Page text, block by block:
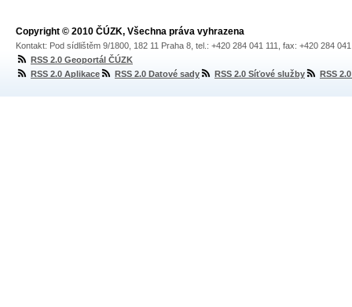
Copyright © 2010 ČÚZK, Všechna práva vyhrazena
Kontakt: Pod sídlištěm 9/1800, 182 11 Praha 8, tel.: +420 284 041 111, fax: +420 284
RSS 2.0 Geoportál ČÚZK
RSS 2.0 Aplikace
RSS 2.0 Datové sady RSS 2.0 Síťové služby RSS